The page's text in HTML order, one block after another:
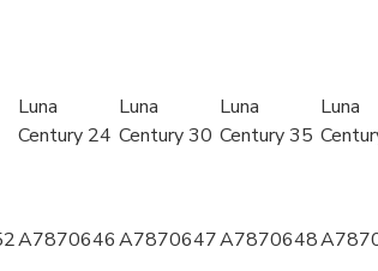
Luna
Century 24
Luna
Century 30
Luna
Century 35
Luna
A7870646A7870647A7870648